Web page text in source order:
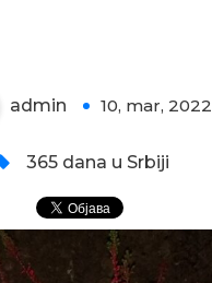
admin 10, mar, 2022
365 dana u Srbiji